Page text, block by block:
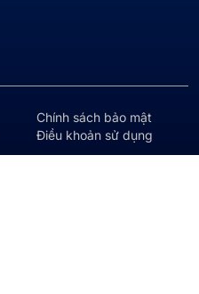
Chính sách bảo mật
Điều khoản sử dụng